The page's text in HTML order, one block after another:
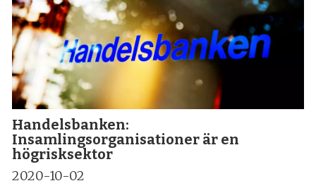
Handelsbanken:
Insamlingsorganisationer är en
högrisksektor
2020-10-02